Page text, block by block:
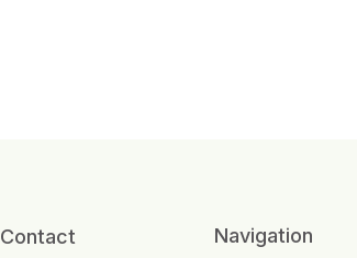
Contact
Navigation